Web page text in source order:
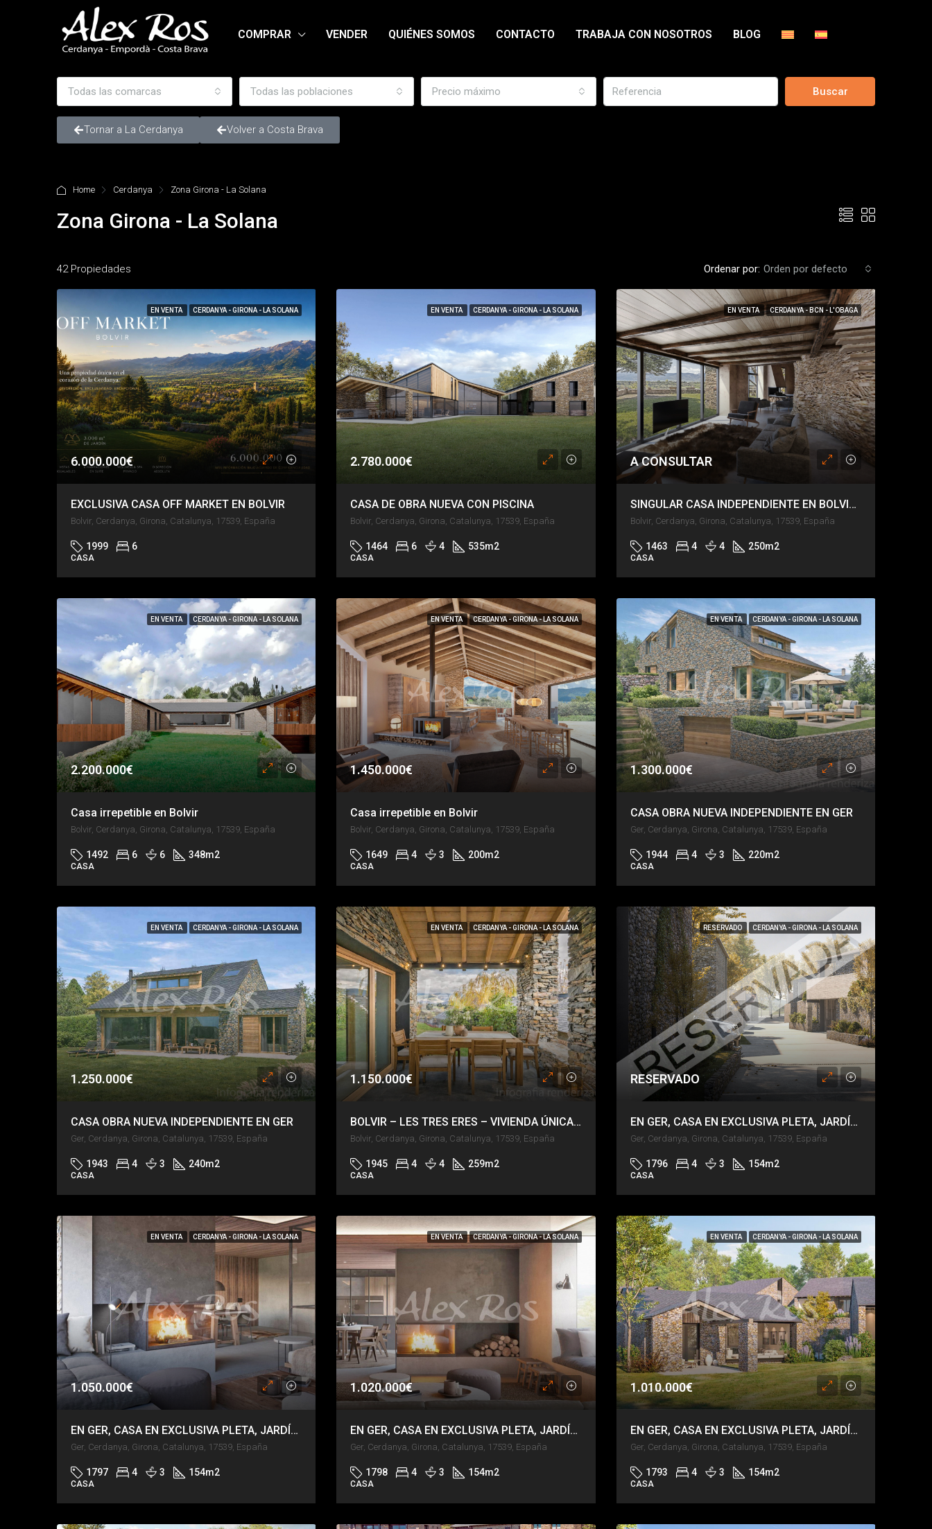
COMPRAR VENDER QUIÉNES SOMOS CONTACTO TRABAJA CON NOSOTROS BLOG
Todas las comarcas Todas las poblaciones Precio máximo Buscar
Tornar a La Cerdanya Volver a Costa Brava
Home Cerdanya Zona Girona - La Solana
Zona Girona - La Solana
42 Propiedades Ordenar por: Orden por defecto
EN VENTA CERDANYA - GIRONA - LA SOLANA
6.000.000€
EXCLUSIVA CASA OFF MARKET EN BOLVIR
Bolvir, Cerdanya, Girona, Catalunya, 17539, España
1999 6
CASA
EN VENTA CERDANYA - GIRONA - LA SOLANA
2.780.000€
CASA DE OBRA NUEVA CON PISCINA
Bolvir, Cerdanya, Girona, Catalunya, 17539, España
1464 6 4 535m2
CASA
EN VENTA CERDANYA - BCN - L'OBAGA
A CONSULTAR
SINGULAR CASA INDEPENDIENTE EN BOLVIR CON VISTAS INTOCABLES
Bolvir, Cerdanya, Girona, Catalunya, 17539, España
1463 4 4 250m2
CASA
EN VENTA CERDANYA - GIRONA - LA SOLANA
2.200.000€
Casa irrepetible en Bolvir
Bolvir, Cerdanya, Girona, Catalunya, 17539, España
1492 6 6 348m2
CASA
EN VENTA CERDANYA - GIRONA - LA SOLANA
1.450.000€
Casa irrepetible en Bolvir
Bolvir, Cerdanya, Girona, Catalunya, 17539, España
1649 4 3 200m2
CASA
EN VENTA CERDANYA - GIRONA - LA SOLANA
1.300.000€
CASA OBRA NUEVA INDEPENDIENTE EN GER
Ger, Cerdanya, Girona, Catalunya, 17539, España
1944 4 3 220m2
CASA
EN VENTA CERDANYA - GIRONA - LA SOLANA
1.250.000€
CASA OBRA NUEVA INDEPENDIENTE EN GER
Ger, Cerdanya, Girona, Catalunya, 17539, España
1943 4 3 240m2
CASA
EN VENTA CERDANYA - GIRONA - LA SOLANA
1.150.000€
BOLVIR – LES TRES ERES – VIVIENDA ÚNICA EN BOLVIR
Bolvir, Cerdanya, Girona, Catalunya, 17539, España
1945 4 4 259m2
CASA
RESERVADO CERDANYA - GIRONA - LA SOLANA
RESERVADO
EN GER, CASA EN EXCLUSIVA PLETA, JARDÍN PRIVADO, VISTAS DE IMPACTO.
Ger, Cerdanya, Girona, Catalunya, 17539, España
1796 4 3 154m2
CASA
EN VENTA CERDANYA - GIRONA - LA SOLANA
1.050.000€
EN GER, CASA EN EXCLUSIVA PLETA, JARDÍN PRIVADO, VISTAS DE IMPACTO.
Ger, Cerdanya, Girona, Catalunya, 17539, España
1797 4 3 154m2
CASA
EN VENTA CERDANYA - GIRONA - LA SOLANA
1.020.000€
EN GER, CASA EN EXCLUSIVA PLETA, JARDÍN PRIVADO, VISTAS DE IMPACTO.
Ger, Cerdanya, Girona, Catalunya, 17539, España
1798 4 3 154m2
CASA
EN VENTA CERDANYA - GIRONA - LA SOLANA
1.010.000€
EN GER, CASA EN EXCLUSIVA PLETA, JARDÍN PRIVADO, VISTAS DE IMPACTO.
Ger, Cerdanya, Girona, Catalunya, 17539, España
1793 4 3 154m2
CASA